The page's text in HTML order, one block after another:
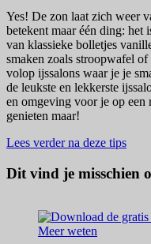
Yes! De zon laat zich weer
betekent maar één ding:
van klassieke bolletjes
smaken zoals stroopwafel
volop ijssalons waar je je
de leukste en lekkerste
en omgeving voor je op een
genieten maar!
Lees verder na deze tips
Dit vind je misschien
Meer weten